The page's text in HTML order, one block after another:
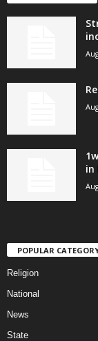
in
POPULAR
Religion
National
News
State